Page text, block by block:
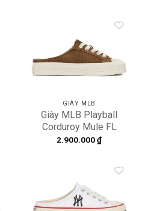
Add to
wishlist
GIÀY MLB
Giày MLB Playball
Corduroy Mule FL
Boston Red Sox
2.900.000₫
Add to
wishlist